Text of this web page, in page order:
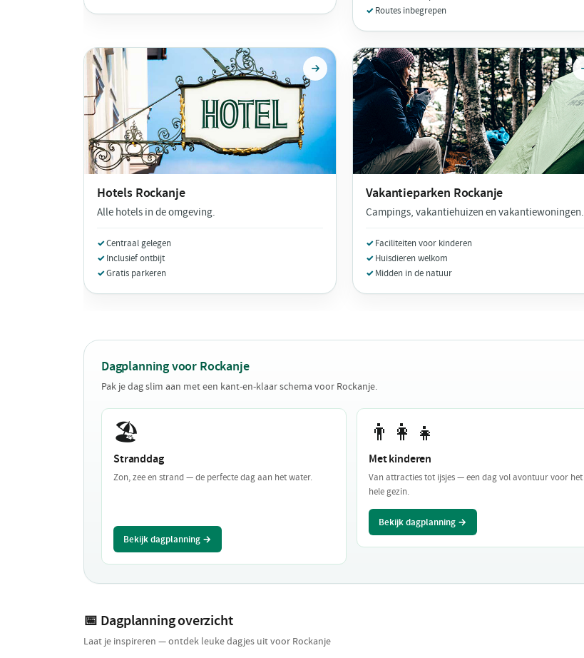
Routes inbegrepen
Hotels Rockanje
Alle hotels in de omgeving.
Centraal gelegen
Inclusief ontbijt
Gratis parkeren
Vakantieparken Rockanje
Campings, vakantiehuizen en vakantiewoningen.
Faciliteiten voor kinderen
Huisdieren welkom
Midden in de natuur
Dagplanning voor Rockanje
Pak je dag slim aan met een kant-en-klaar schema voor Rockanje.
🏖️
Stranddag
Zon, zee en strand — de perfecte dag aan het water.
Bekijk dagplanning →
👨‍👩‍👧
Met kinderen
Van attracties tot ijsjes — een dag vol avontuur voor het
hele gezin.
Bekijk dagplanning →
📅 Dagplanning overzicht
Laat je inspireren — ontdek leuke dagjes uit voor Rockanje